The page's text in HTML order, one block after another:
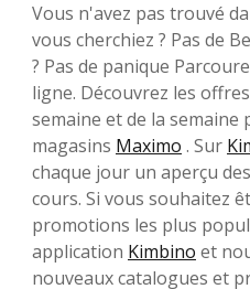
Vous n'avez pas trouvé
vous cherchiez ? Pas de
? Pas de panique
ligne. Découvrez les
semaine et de la semaine
magasins Maximo . Sur
chaque jour un aperçu
cours. Si vous souhaitez
promotions les plus
application Kimbino et
nouveaux catalogues et